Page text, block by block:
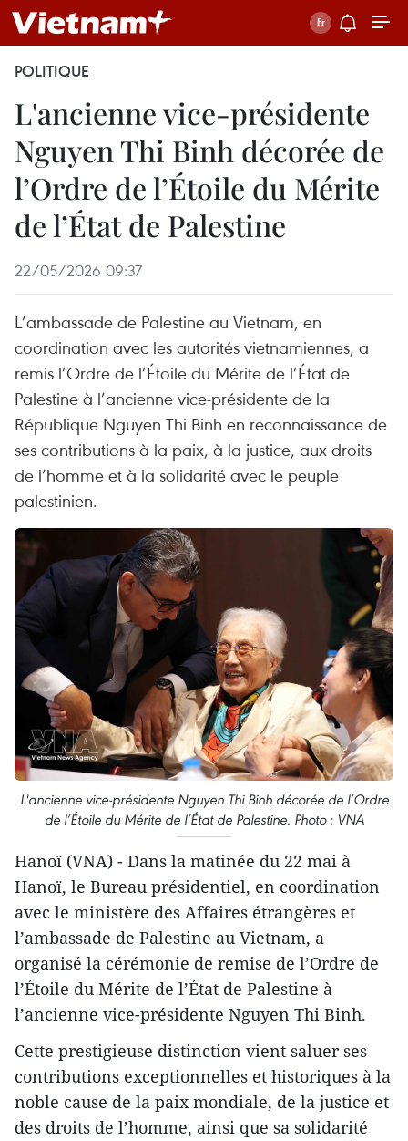
POLITIQUE
L'ancienne vice-présidente
Nguyen Thi Binh décorée de
l’Ordre de l’Étoile du Mérite
de l’État de Palestine
22/05/2026 09:37
L’ambassade de Palestine au Vietnam, en
coordination avec les autorités vietnamiennes, a
remis l’Ordre de l’Étoile du Mérite de l’État de
Palestine à l’ancienne vice-présidente de la
République Nguyen Thi Binh en reconnaissance de
ses contributions à la paix, à la justice, aux droits
de l’homme et à la solidarité avec le peuple
palestinien.
L'ancienne vice-présidente Nguyen Thi Binh décorée de l’Ordre
de l’Étoile du Mérite de l’État de Palestine. Photo : VNA
Hanoï (VNA) - Dans la matinée du 22 mai à
Hanoï, le Bureau présidentiel, en coordination
avec le ministère des Affaires étrangères et
l’ambassade de Palestine au Vietnam, a
organisé la cérémonie de remise de l’Ordre de
l’Étoile du Mérite de l’État de Palestine à
l’ancienne vice-présidente Nguyen Thi Binh.
Cette prestigieuse distinction vient saluer ses
contributions exceptionnelles et historiques à la
noble cause de la paix mondiale, de la justice et
des droits de l’homme, ainsi que sa solidarité